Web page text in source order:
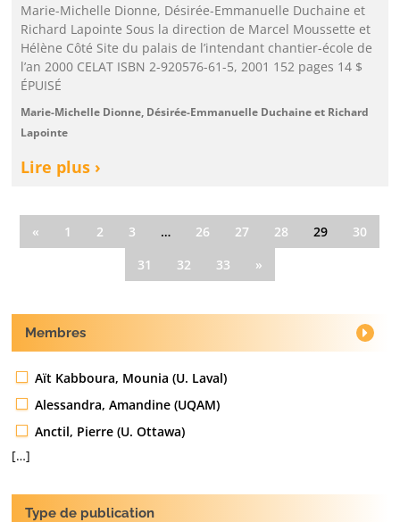
Marie-Michelle Dionne, Désirée-Emmanuelle Duchaine et
Richard Lapointe Sous la direction de Marcel Moussette et
Hélène Côté Site du palais de l’intendant chantier-école de
l’an 2000 CELAT ISBN 2-920576-61-5, 2001 152 pages 14 $
ÉPUISÉ
Marie-Michelle Dionne, Désirée-Emmanuelle Duchaine et Richard
Lapointe
Lire plus ›
« 1 2 3 … 26 27 28 29
30
31
32 33 »
Membres
Aït Kabboura, Mounia (U. Laval)
Alessandra, Amandine (UQAM)
Anctil, Pierre (U. Ottawa)
[…]
Type de publication